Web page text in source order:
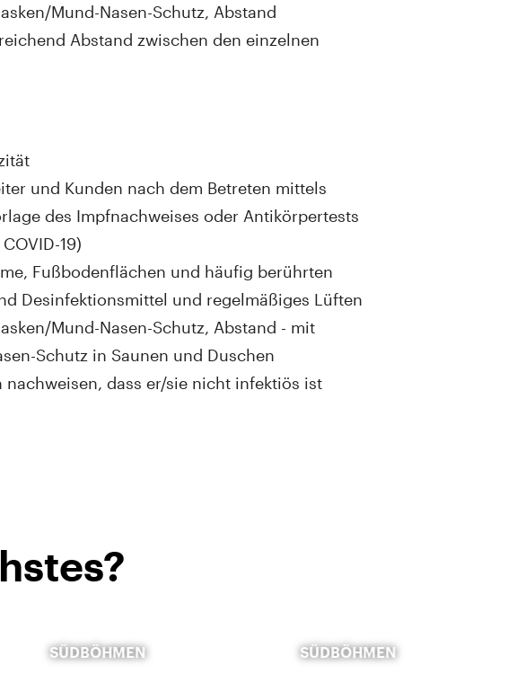
Mund-Nasen-Schutz, Abstand
Abstand zwischen den einzelnen
und Kunden nach dem Betreten mittels
des Impfnachweises oder Antikörpertests
19)
Fußbodenflächen und häufig berührten
Desinfektionsmittel und regelmäßiges Lüften
Mund-Nasen-Schutz, Abstand - mit
Schutz in Saunen und Duschen
nachweisen, dass er/sie nicht infektiös ist
SÜDBÖHMEN SÜDBÖHMEN